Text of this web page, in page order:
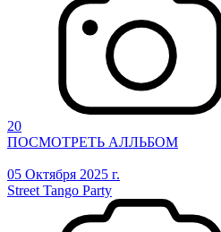
20
ПОСМОТРЕТЬ АЛЛЬБОМ
05 Октября 2025 г.
Street Tango Party